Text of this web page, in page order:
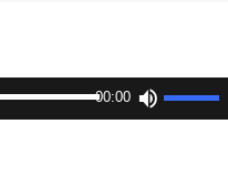
00:00
Up/Down